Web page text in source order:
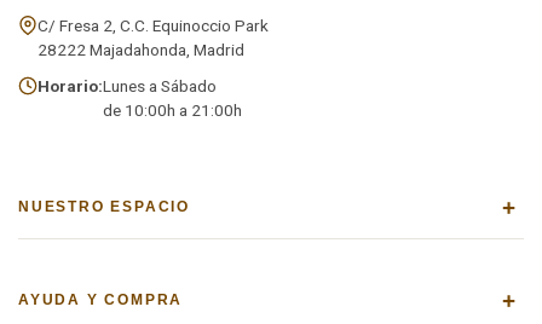
C/ Fresa 2, C.C. Equinoccio Park
28222 Majadahonda, Madrid
Horario:Lunes a Sábado
de 10:00h a 21:00h
NUESTRO ESPACIO +
AYUDA Y COMPRA +